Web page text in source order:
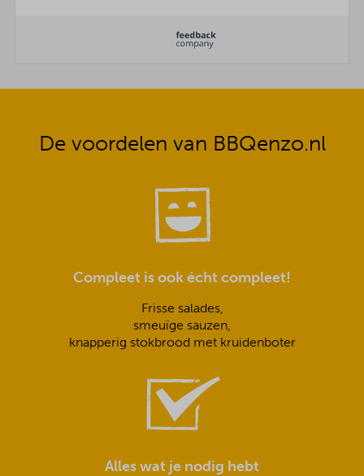
De voordelen van BBQenzo.nl
Compleet is ook écht compleet!
Frisse salades,
smeuïge sauzen,
knapperig stokbrood met kruidenboter
Alles wat je nodig hebt